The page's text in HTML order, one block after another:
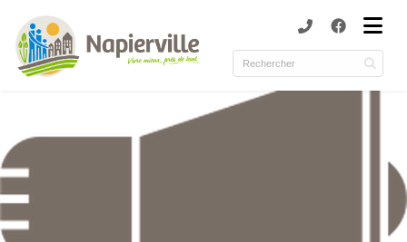
(Municipalité )
(Services )
(Culture et loisirs )
(Environnement )